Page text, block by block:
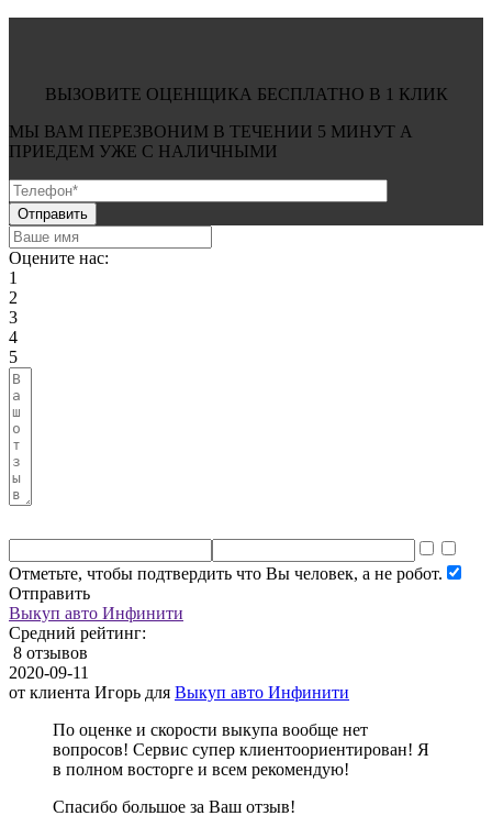
ВЫЗОВИТЕ ОЦЕНЩИКА БЕСПЛАТНО В 1 КЛИК
МЫ ВАМ ПЕРЕЗВОНИМ В ТЕЧЕНИИ 5 МИНУТ А
ПРИЕДЕМ УЖЕ С НАЛИЧНЫМИ
Оцените нас:
1
2
3
4
5
Отметьте, чтобы подтвердить что Вы человек, а не робот.
Отправить
Выкуп авто Инфинити
Средний рейтинг:
8 отзывов
2020-09-11
от клиента Игорь для Выкуп авто Инфинити
По оценке и скорости выкупа вообще нет
вопросов! Сервис супер клиентоориентирован! Я
в полном восторге и всем рекомендую!
Спасибо большое за Ваш отзыв!